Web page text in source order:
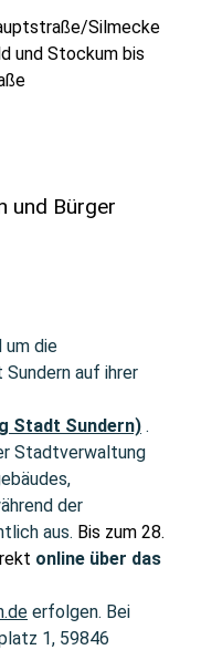
Silmecke
und Stockum bis
und Bürger
um die
auf ihrer
Stadt Sundern) .
Stadtverwaltung
der
aus. Bis zum 28.
online über das
erfolgen. Bei
1, 59846